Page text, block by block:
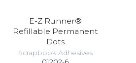
E-Z Runner®
Refillable Permanent
Dots
Scrapbook Adhesives